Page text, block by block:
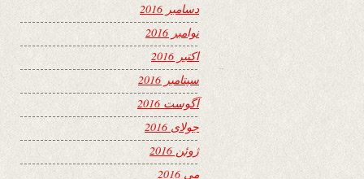
دسامبر 2016
نوامبر 2016
اکتبر 2016
سپتامبر 2016
آگوست 2016
جولای 2016
ژوئن 2016
می 2016